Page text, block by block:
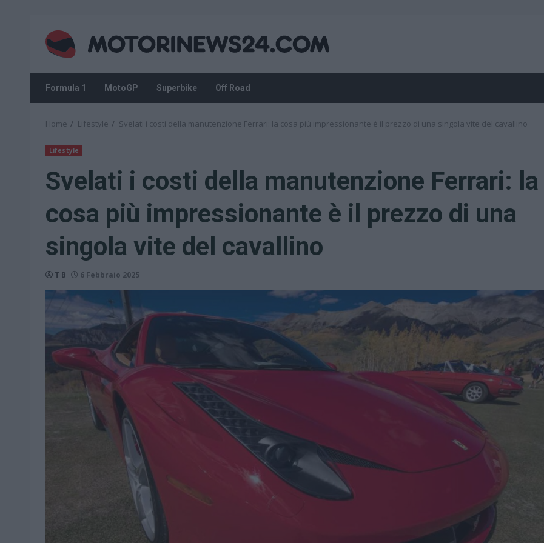
content
Formula 1 MotoGP Superbike Off Road
Home Lifestyle Svelati i costi della manutenzione Ferrari: la cosa più impressionante è il prezzo di una singola vite del cavallino
Lifestyle
Svelati i costi della manutenzione Ferrari: la
cosa più impressionante è il prezzo di una
singola vite del cavallino
T B 6 Febbraio 2025